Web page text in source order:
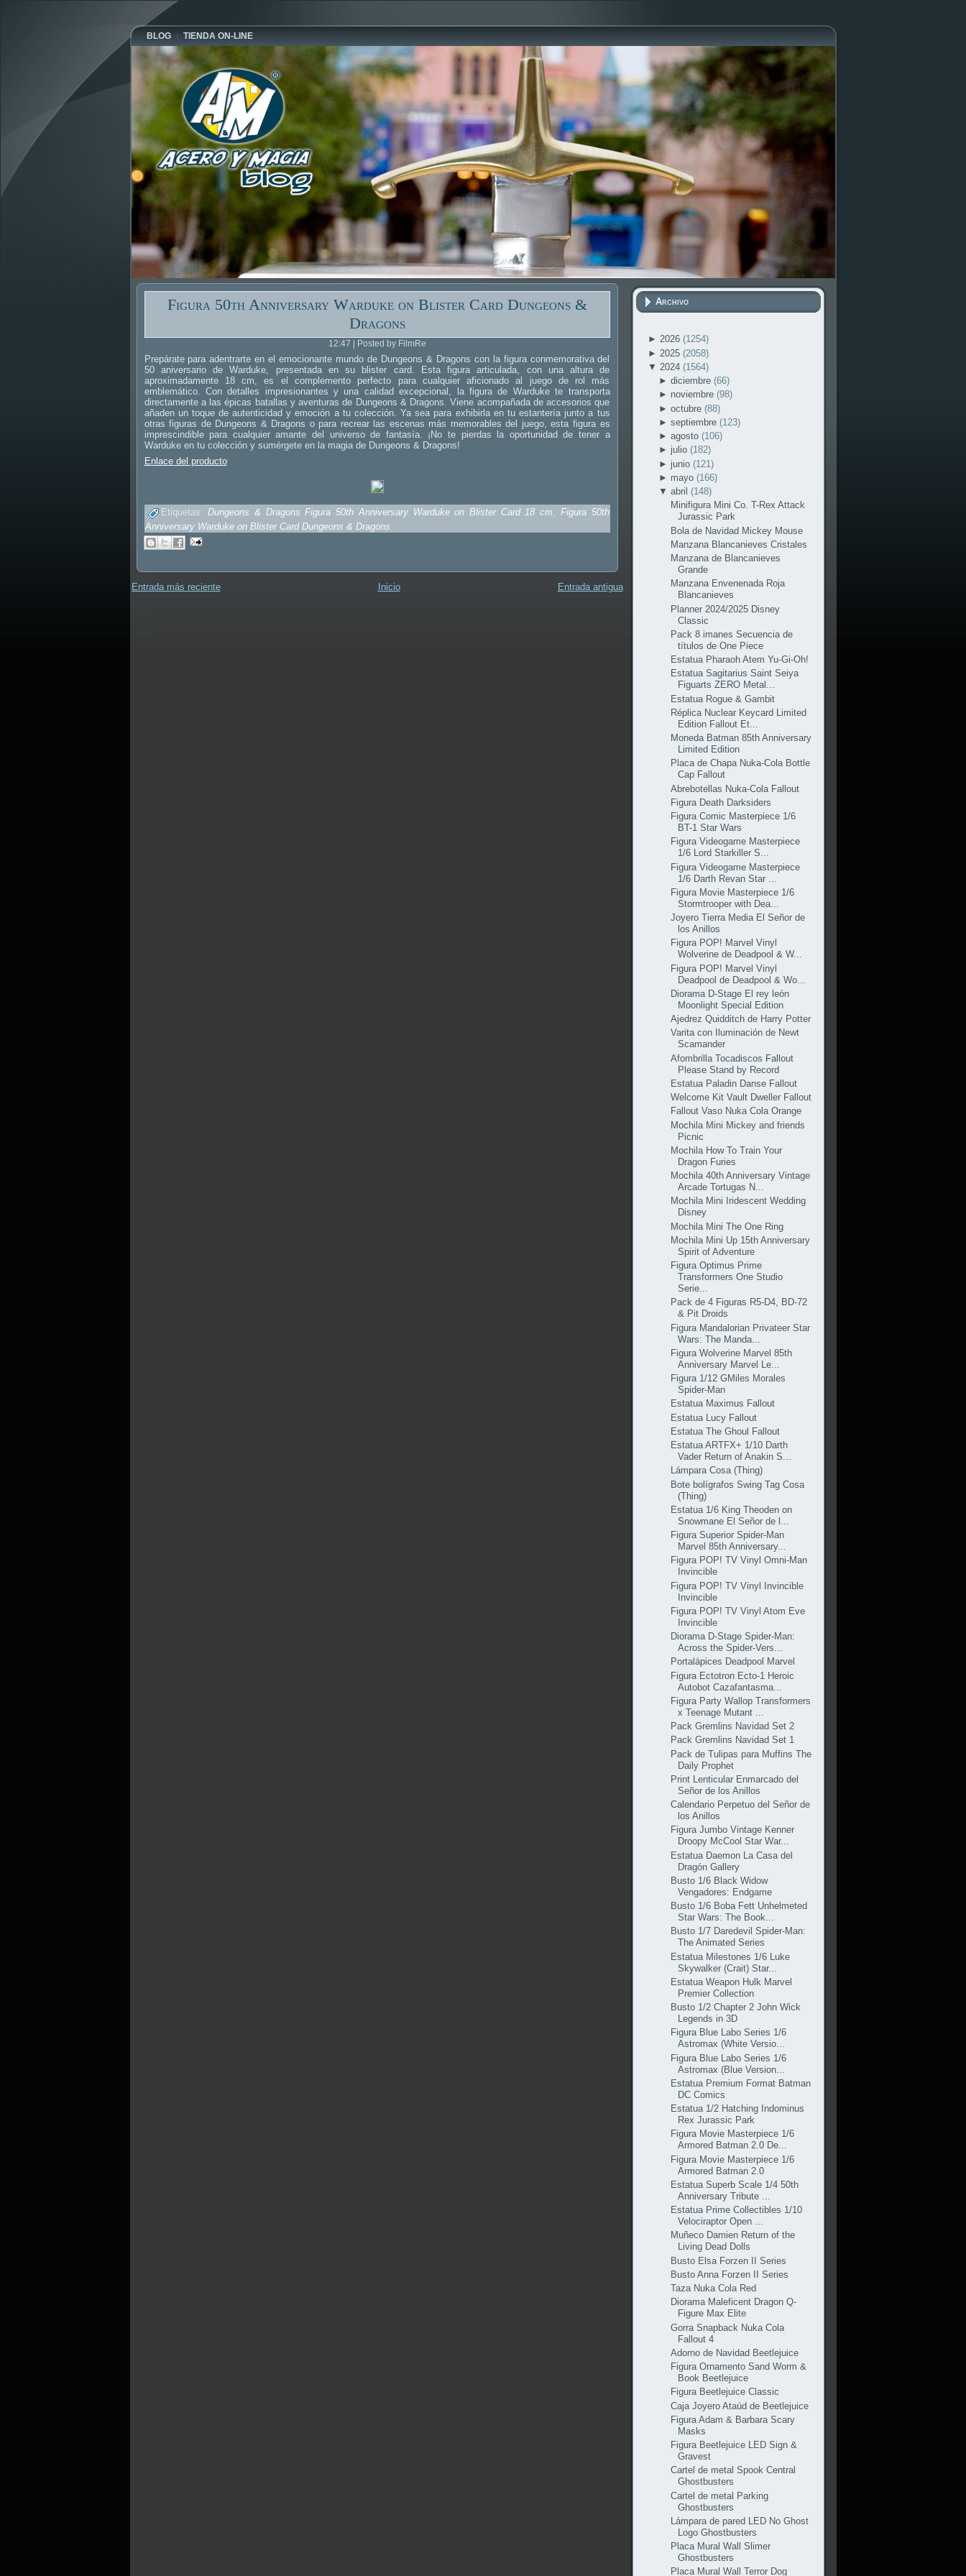
BLOG TIENDA ON-LINE
Figura 50th Anniversary Warduke on Blister Card Dungeons &
Dragons
12:47 | Posted by FilmRe
Prepárate para adentrarte en el emocionante mundo de Dungeons & Dragons con la figura conmemorativa del
50 aniversario de Warduke, presentada en su blister card. Esta figura articulada, con una altura de
aproximadamente 18 cm, es el complemento perfecto para cualquier aficionado al juego de rol más
emblemático. Con detalles impresionantes y una calidad excepcional, la figura de Warduke te transporta
directamente a las épicas batallas y aventuras de Dungeons & Dragons. Viene acompañada de accesorios que
añaden un toque de autenticidad y emoción a tu colección. Ya sea para exhibirla en tu estantería junto a tus
otras figuras de Dungeons & Dragons o para recrear las escenas más memorables del juego, esta figura es
imprescindible para cualquier amante del universo de fantasía. ¡No te pierdas la oportunidad de tener a
Warduke en tu colección y sumérgete en la magia de Dungeons & Dragons!
Enlace del producto
Etiquetas:Dungeons & Dragons Figura 50th Anniversary Warduke on Blister Card 18 cm, Figura 50th
Anniversary Warduke on Blister Card Dungeons & Dragons
Entrada más reciente Entrada antigua
Inicio
Archivo
► 2026 (1254)
► 2025 (2058)
▼ 2024 (1564)
►diciembre(66)
► noviembre(98)
►octubre(88)
►septiembre(123)
►agosto(106)
► julio(182)
► junio(121)
► mayo(166)
▼abril(148)
Minifigura Mini Co. T-Rex Attack
Jurassic Park
Bola de Navidad Mickey Mouse
Manzana Blancanieves Cristales
Manzana de Blancanieves
Grande
Manzana Envenenada Roja
Blancanieves
Planner 2024/2025 Disney
Classic
Pack 8 imanes Secuencia de
títulos de One Piece
Estatua Pharaoh Atem Yu-Gi-Oh!
Estatua Sagitarius Saint Seiya
Figuarts ZERO Metal...
Estatua Rogue & Gambit
Réplica Nuclear Keycard Limited
Edition Fallout Et...
Moneda Batman 85th Anniversary
Limited Edition
Placa de Chapa Nuka-Cola Bottle
Cap Fallout
Abrebotellas Nuka-Cola Fallout
Figura Death Darksiders
Figura Comic Masterpiece 1/6
BT-1 Star Wars
Figura Videogame Masterpiece
1/6 Lord Starkiller S...
Figura Videogame Masterpiece
1/6 Darth Revan Star ...
Figura Movie Masterpiece 1/6
Stormtrooper with Dea...
Joyero Tierra Media El Señor de
los Anillos
Figura POP! Marvel Vinyl
Wolverine de Deadpool & W...
Figura POP! Marvel Vinyl
Deadpool de Deadpool & Wo...
Diorama D-Stage El rey león
Moonlight Special Edition
Ajedrez Quidditch de Harry Potter
Varita con Iluminación de Newt
Scamander
Afombrilla Tocadiscos Fallout
Please Stand by Record
Estatua Paladin Danse Fallout
Welcome Kit Vault Dweller Fallout
Fallout Vaso Nuka Cola Orange
Mochila Mini Mickey and friends
Picnic
Mochila How To Train Your
Dragon Furies
Mochila 40th Anniversary Vintage
Arcade Tortugas N...
Mochila Mini Iridescent Wedding
Disney
Mochila Mini The One Ring
Mochila Mini Up 15th Anniversary
Spirit of Adventure
Figura Optimus Prime
Transformers One Studio
Serie...
Pack de 4 Figuras R5-D4, BD-72
& Pit Droids
Figura Mandalorian Privateer Star
Wars: The Manda...
Figura Wolverine Marvel 85th
Anniversary Marvel Le...
Figura 1/12 GMiles Morales
Spider-Man
Estatua Maximus Fallout
Estatua Lucy Fallout
Estatua The Ghoul Fallout
Estatua ARTFX+ 1/10 Darth
Vader Return of Anakin S...
Lámpara Cosa (Thing)
Bote bolígrafos Swing Tag Cosa
(Thing)
Estatua 1/6 King Theoden on
Snowmane El Señor de l...
Figura Superior Spider-Man
Marvel 85th Anniversary...
Figura POP! TV Vinyl Omni-Man
Invincible
Figura POP! TV Vinyl Invincible
Invincible
Figura POP! TV Vinyl Atom Eve
Invincible
Diorama D-Stage Spider-Man:
Across the Spider-Vers...
Portalápices Deadpool Marvel
Figura Ectotron Ecto-1 Heroic
Autobot Cazafantasma...
Figura Party Wallop Transformers
x Teenage Mutant ...
Pack Gremlins Navidad Set 2
Pack Gremlins Navidad Set 1
Pack de Tulipas para Muffins The
Daily Prophet
Print Lenticular Enmarcado del
Señor de los Anillos
Calendario Perpetuo del Señor de
los Anillos
Figura Jumbo Vintage Kenner
Droopy McCool Star War...
Estatua Daemon La Casa del
Dragón Gallery
Busto 1/6 Black Widow
Vengadores: Endgame
Busto 1/6 Boba Fett Unhelmeted
Star Wars: The Book...
Busto 1/7 Daredevil Spider-Man:
The Animated Series
Estatua Milestones 1/6 Luke
Skywalker (Crait) Star...
Estatua Weapon Hulk Marvel
Premier Collection
Busto 1/2 Chapter 2 John Wick
Legends in 3D
Figura Blue Labo Series 1/6
Astromax (White Versio...
Figura Blue Labo Series 1/6
Astromax (Blue Version...
Estatua Premium Format Batman
DC Comics
Estatua 1/2 Hatching Indominus
Rex Jurassic Park
Figura Movie Masterpiece 1/6
Armored Batman 2.0 De...
Figura Movie Masterpiece 1/6
Armored Batman 2.0
Estatua Superb Scale 1/4 50th
Anniversary Tribute ...
Estatua Prime Collectibles 1/10
Velociraptor Open ...
Muñeco Damien Return of the
Living Dead Dolls
Busto Elsa Forzen II Series
Busto Anna Forzen II Series
Taza Nuka Cola Red
Diorama Maleficent Dragon Q-
Figure Max Elite
Gorra Snapback Nuka Cola
Fallout 4
Adorno de Navidad Beetlejuice
Figura Ornamento Sand Worm &
Book Beetlejuice
Figura Beetlejuice Classic
Caja Joyero Ataúd de Beetlejuice
Figura Adam & Barbara Scary
Masks
Figura Beetlejuice LED Sign &
Gravest
Cartel de metal Spook Central
Ghostbusters
Cartel de metal Parking
Ghostbusters
Lámpara de pared LED No Ghost
Logo Ghostbusters
Placa Mural Wall Slimer
Ghostbusters
Placa Mural Wall Terror Dog